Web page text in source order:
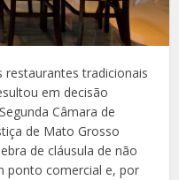
tradicionais
em decisão
Câmara de
de Mato Grosso
de cláusula de não
ponto comercial e, por